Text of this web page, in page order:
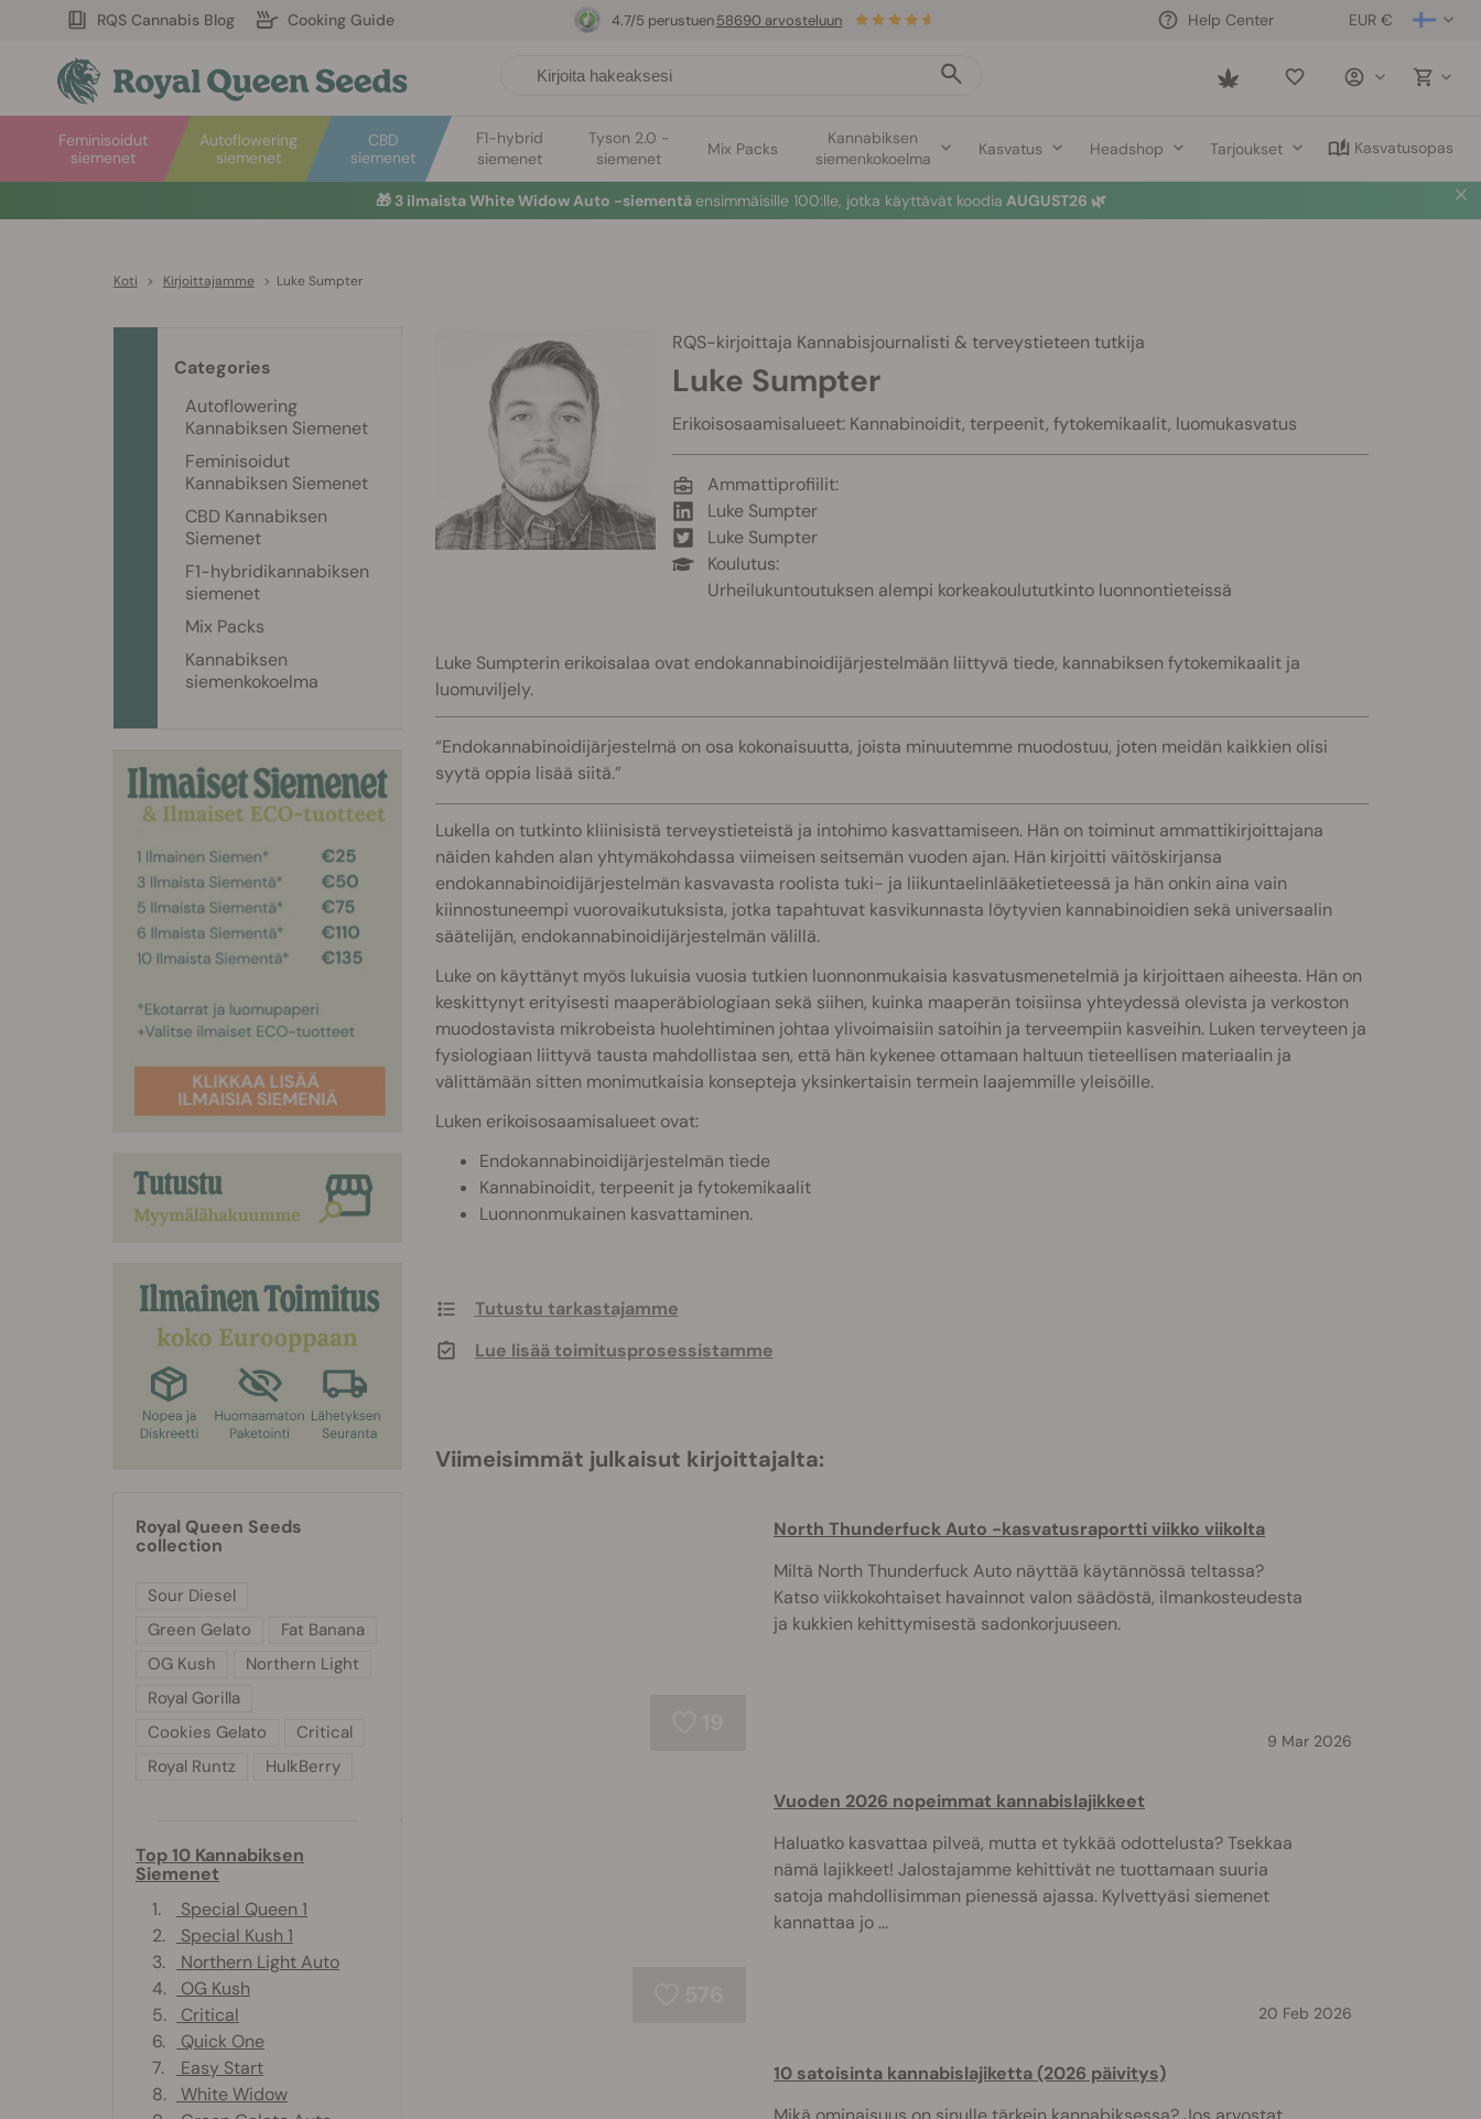
RQS Cannabis Blog Cooking Guide EUR €
Help Center
Saved
Autoflowering
siemenet
Feminisoidut
siemenet
CBD
siemenet
F1-hybrid
siemenet
Tyson 2.0 -
siemenet
Mix Packs
Kannabiksen
siemenkokoelma
Kasvatus Headshop Tarjoukset Kasvatusopas
4.7/5 perustuen58690 arvosteluun
🎁 3 ilmaista White Widow Auto -siementä ensimmäisille 100:lle, jotka käyttävät koodia AUGUST26 🌿
Koti > Kirjoittajamme > Luke Sumpter
RQS-kirjoittaja Kannabisjournalisti & terveystieteen tutkija
Luke Sumpter
Erikoisosaamisalueet: Kannabinoidit, terpeenit, fytokemikaalit, luomukasvatus
Ammattiprofiilit:
Luke Sumpter
Luke Sumpter
Koulutus:
Urheilukuntoutuksen alempi korkeakoulututkinto luonnontieteissä
Luke Sumpterin erikoisalaa ovat endokannabinoidijärjestelmään liittyvä tiede, kannabiksen fytokemikaalit ja
luomuviljely.
“Endokannabinoidijärjestelmä on osa kokonaisuutta, joista minuutemme muodostuu, joten meidän kaikkien olisi
syytä oppia lisää siitä.”
Lukella on tutkinto kliinisistä terveystieteistä ja intohimo kasvattamiseen. Hän on toiminut ammattikirjoittajana
näiden kahden alan yhtymäkohdassa viimeisen seitsemän vuoden ajan. Hän kirjoitti väitöskirjansa
endokannabinoidijärjestelmän kasvavasta roolista tuki- ja liikuntaelinlääketieteessä ja hän onkin aina vain
kiinnostuneempi vuorovaikutuksista, jotka tapahtuvat kasvikunnasta löytyvien kannabinoidien sekä universaalin
säätelijän, endokannabinoidijärjestelmän välillä.
Luke on käyttänyt myös lukuisia vuosia tutkien luonnonmukaisia kasvatusmenetelmiä ja kirjoittaen aiheesta. Hän on
keskittynyt erityisesti maaperäbiologiaan sekä siihen, kuinka maaperän toisiinsa yhteydessä olevista ja verkoston
muodostavista mikrobeista huolehtiminen johtaa ylivoimaisiin satoihin ja terveempiin kasveihin. Luken terveyteen ja
fysiologiaan liittyvä tausta mahdollistaa sen, että hän kykenee ottamaan haltuun tieteellisen materiaalin ja
välittämään sitten monimutkaisia konsepteja yksinkertaisin termein laajemmille yleisöille.
Luken erikoisosaamisalueet ovat:
Endokannabinoidijärjestelmän tiede
Kannabinoidit, terpeenit ja fytokemikaalit
Luonnonmukainen kasvattaminen.
Tutustu tarkastajamme
Lue lisää toimitusprosessistamme
Viimeisimmät julkaisut kirjoittajalta:
North Thunderfuck Auto -kasvatusraportti viikko viikolta
Miltä North Thunderfuck Auto näyttää käytännössä teltassa?
Katso viikkokohtaiset havainnot valon säädöstä, ilmankosteudesta
ja kukkien kehittymisestä sadonkorjuuseen.
9 Mar 2026
Vuoden 2026 nopeimmat kannabislajikkeet
Haluatko kasvattaa pilveä, mutta et tykkää odottelusta? Tsekkaa
nämä lajikkeet! Jalostajamme kehittivät ne tuottamaan suuria
satoja mahdollisimman pienessä ajassa. Kylvettyäsi siemenet
kannattaa jo ...
20 Feb 2026
10 satoisinta kannabislajiketta (2026 päivitys)
Categories
Autoflowering
Kannabiksen Siemenet
Feminisoidut
Kannabiksen Siemenet
CBD Kannabiksen
Siemenet
F1-hybridikannabiksen
siemenet
Mix Packs
Kannabiksen
siemenkokoelma
Royal Queen Seeds
collection
Sour Diesel
Green Gelato
Fat Banana
OG Kush
Northern Light
Royal Gorilla
Cookies Gelato
Critical
Royal Runtz
HulkBerry
Top 10 Kannabiksen
Siemenet
1.
Special Queen 1
2.
Special Kush 1
3.
Northern Light Auto
4.
OG Kush
5.
Critical
6.
Quick One
7.
Easy Start
8.
White Widow